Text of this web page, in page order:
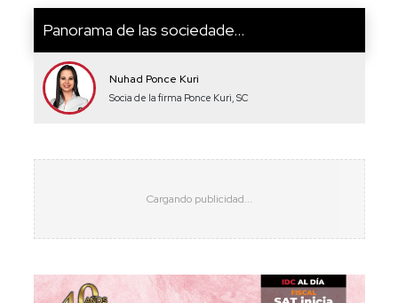
Panorama de las sociedade...
Nuhad Ponce Kuri
Socia de la firma Ponce Kuri, SC